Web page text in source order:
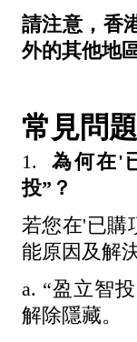
請注意，香
外的其他地
常見問題
1.為何在'
投”？
若您在'已購
能原因及解
a. “盈立智
解除隱藏。